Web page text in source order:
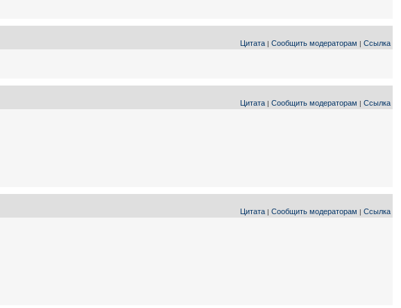
Цитата | Сообщить модераторам | Ссылка
Цитата | Сообщить модераторам | Ссылка
Цитата | Сообщить модераторам | Ссылка